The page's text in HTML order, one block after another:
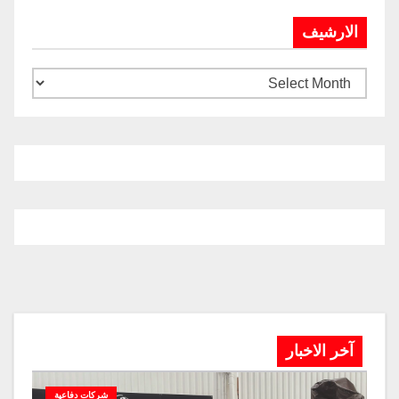
الارشيف
آخر الاخبار
شركات دفاعية